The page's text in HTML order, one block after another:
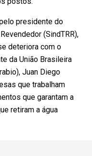
presidente do
(SindTRR),
deteriora com o
da União Brasileira
Juan Diego
que trabalham
que garantam a
retiram a água